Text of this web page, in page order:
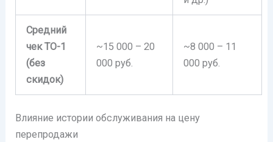
Средний
чек ТО-1
(без
скидок)
~15 000 – 20
000 руб.
~8 000 – 11
000 руб.
Влияние истории обслуживания на цену
перепродажи